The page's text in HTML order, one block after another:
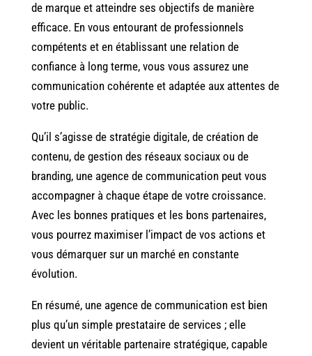
de marque et atteindre ses objectifs de manière
efficace. En vous entourant de professionnels
compétents et en établissant une relation de
confiance à long terme, vous vous assurez une
communication cohérente et adaptée aux attentes de
votre public.
Qu’il s’agisse de stratégie digitale, de création de
contenu, de gestion des réseaux sociaux ou de
branding, une agence de communication peut vous
accompagner à chaque étape de votre croissance.
Avec les bonnes pratiques et les bons partenaires,
vous pourrez maximiser l’impact de vos actions et
vous démarquer sur un marché en constante
évolution.
En résumé, une agence de communication est bien
plus qu’un simple prestataire de services ; elle
devient un véritable partenaire stratégique, capable